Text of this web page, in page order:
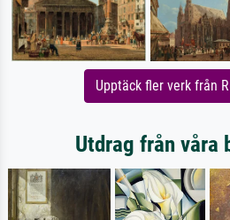
Upptäck fler verk från
Utdrag från våra